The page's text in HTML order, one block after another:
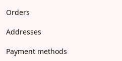
Orders
Addresses
Payment methods